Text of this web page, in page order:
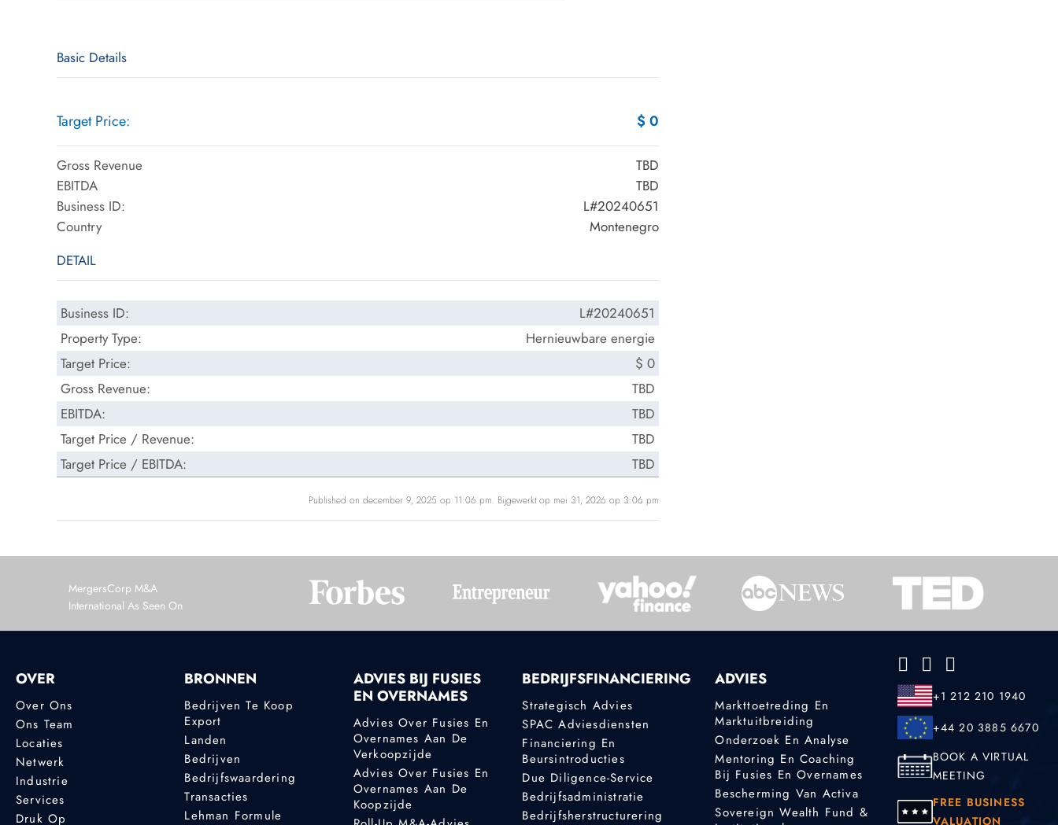
Basic Details
Target Price: $ 0
Gross Revenue
TBD
EBITDA
TBD
Business ID:
L#20240651
Country
Montenegro
DETAIL
Business ID:
L#20240651
Property Type:
Hernieuwbare energie
Target Price:
$ 0
Gross Revenue:
TBD
EBITDA:
TBD
Target Price / Revenue:
TBD
Target Price / EBITDA:
TBD
Published on december 9, 2025 op 11:06 pm. Bijgewerkt op mei 31, 2026 op 3:06 pm
MergersCorp M&A
International As Seen On
OVER
Over Ons
Ons Team
Locaties
Netwerk
Industrie
Services
Druk Op
BRONNEN
Bedrijven Te Koop
Export
Landen
Bedrijven
Bedrijfswaardering
Transacties
Lehman Formule
ADVIES BIJ FUSIES
EN OVERNAMES
Advies Over Fusies En
Overnames Aan De
Verkoopzijde
Advies Over Fusies En
Overnames Aan De
Koopzijde
BEDRIJFSFINANCIERING
Strategisch Advies
SPAC Adviesdiensten
Financiering En
Beursintroducties
Due Diligence-Service
Bedrijfsadministratie
Bedrijfsherstructurering
ADVIES
Markttoetreding En
Marktuitbreiding
Onderzoek En Analyse
Mentoring En Coaching
Bij Fusies En Overnames
Bescherming Van Activa
Sovereign Wealth Fund &
+1 212 210 1940
+44 20 3885 6670
BOOK A VIRTUAL
MEETING
FREE BUSINESS
VALUATION